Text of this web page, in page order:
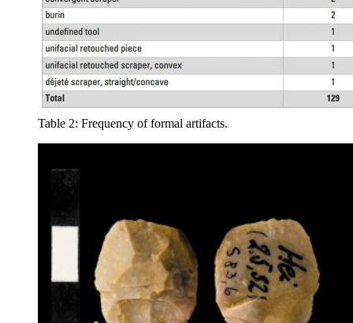
Table 2: Frequency of formal artifacts.